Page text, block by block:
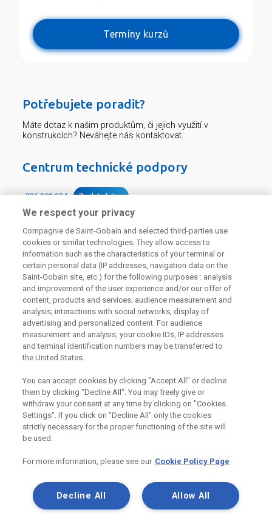
Termíny kurzů
Potřebujete poradit?
Máte dotaz k našim produktům, či jejich využití v
konstrukcích? Neváhejte nás kontaktovat.
Centrum technické podpory
226 292 224 Zaslat dotaz
Odebírejte náš newsletter
Užitečné odkazy
Právní Podmínky
Souhlas se zpracováním osobních údajů k marketingovým
účelům
Saint-Gobain Construction Products
Praha 8, Smrčkova 2485/4, PSČ 180
We respect your privacy
Compagnie de Saint-Gobain and selected third-parties use
cookies or similar technologies. They allow access to
information such as the characteristics of your terminal or
certain personal data (IP addresses, navigation data on the
Saint-Gobain site, etc.) for the following purposes : analysis
and improvement of the user experience and/or our offer of
content, products and services; audience measurement and
analysis; interactions with social networks; display of
advertising and personalized content. For audience
measurement and analysis, your cookie IDs, IP addresses
and terminal identification numbers may be transferred to
the United States.
You can accept cookies by clicking "Accept All" or decline
them by clicking "Decline All". You may freely give or
withdraw your consent at any time by clicking on "Cookies
Settings". If you click on "Decline All" only the cookies
strictly necessary for the proper functioning of the site will
be used.
For more information, please see our Cookie Policy Page
Allow All
Decline All